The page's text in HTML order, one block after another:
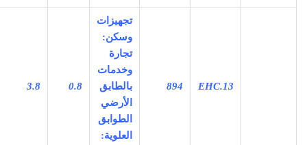
EHC.13
894
تجهيزات
وسكن:
تجارة
وخدمات
بالطابق
الأرضي
الطوابق
العلوية:
0.8
3.8